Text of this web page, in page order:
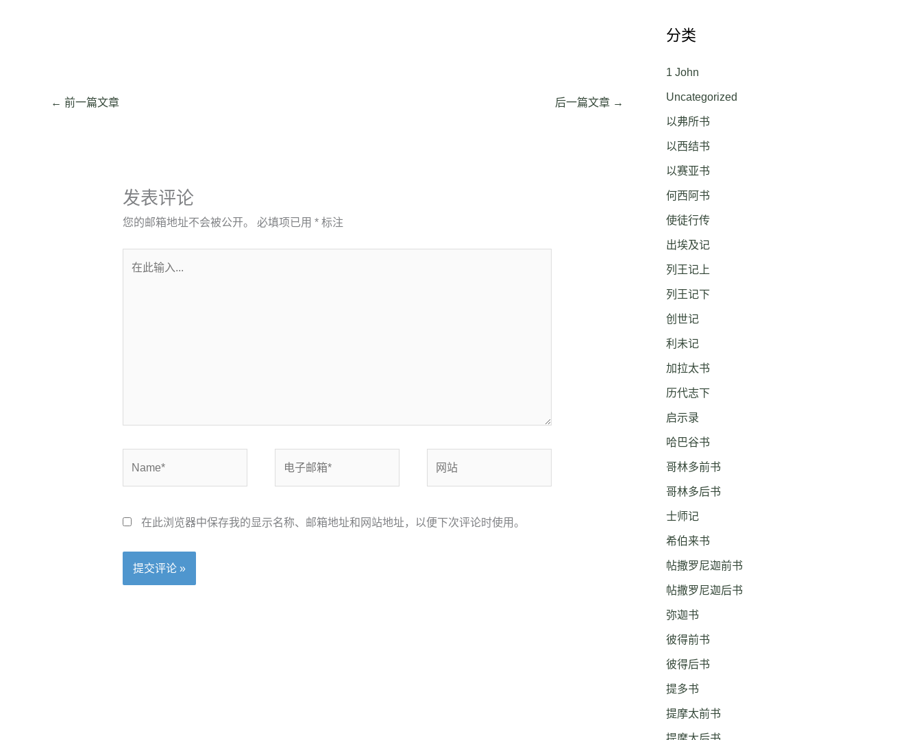
← 前一篇文章 后一篇文章 →
发表评论
您的邮箱地址不会被公开。 必填项已用 *标注
箱
在此浏览器中保存我的显示名称、邮箱地址和网站地址，以便下次评论时使用。
分类
1 John
Uncategorized
以弗所书
以西结书
以赛亚书
何西阿书
使徒行传
出埃及记
列王记上
列王记下
创世记
利未记
加拉太书
历代志下
启示录
哈巴谷书
哥林多前书
哥林多后书
士师记
希伯来书
帖撒罗尼迦前书
帖撒罗尼迦后书
弥迦书
彼得前书
彼得后书
提多书
提摩太前书